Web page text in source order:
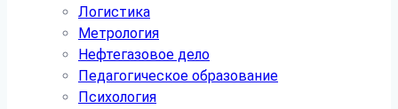
Логистика
Метрология
Нефтегазовое дело
Педагогическое образование
Психология